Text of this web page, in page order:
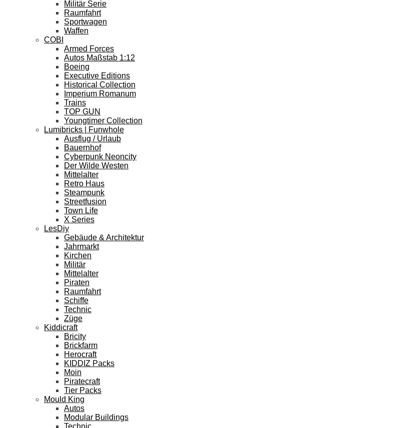
Militär Serie
Raumfahrt
Sportwagen
Waffen
COBI
Armed Forces
Autos Maßstab 1:12
Boeing
Executive Editions
Historical Collection
Imperium Romanum
Trains
TOP GUN
Youngtimer Collection
Lumibricks | Funwhole
Ausflug / Urlaub
Bauernhof
Cyberpunk Neoncity
Der Wilde Westen
Mittelalter
Retro Haus
Steampunk
Streetfusion
Town Life
X Series
LesDiy
Gebäude & Architektur
Jahrmarkt
Kirchen
Militär
Mittelalter
Piraten
Raumfahrt
Schiffe
Technic
Züge
Kiddicraft
Bricity
Brickfarm
Herocraft
KIDDIZ Packs
Moin
Piratecraft
Tier Packs
Mould King
Autos
Modular Buildings
Technic